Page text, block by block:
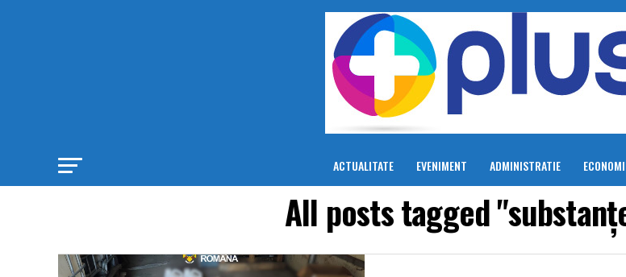
ACTUALITATE EVENIMENT ADMINISTRATIE
All posts tagged